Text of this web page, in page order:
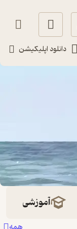
دانلود اپلیکیشن
آموزشی